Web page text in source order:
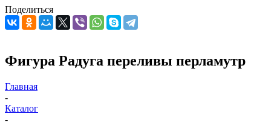
Поделиться
Фигура Радуга переливы перламутр
Главная
-
Каталог
-